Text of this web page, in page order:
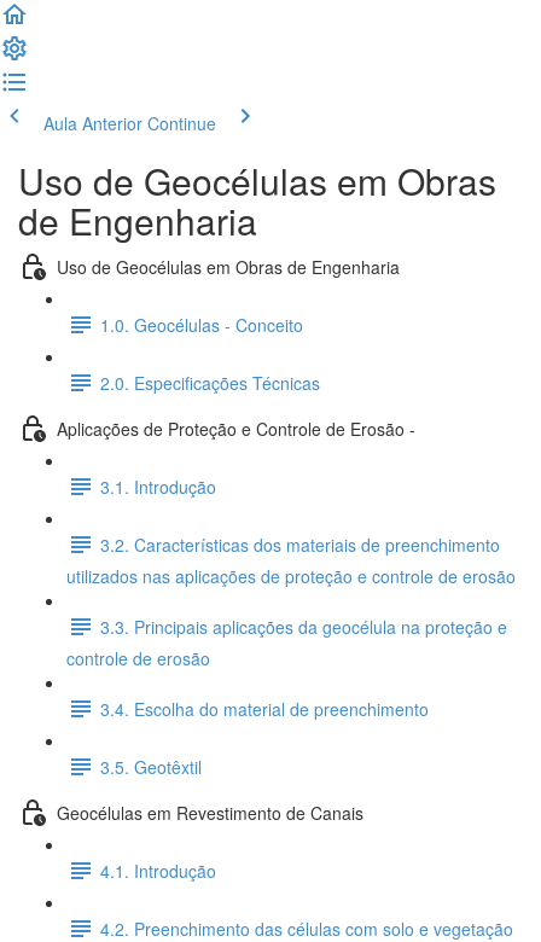
Aula Anterior Continue
Uso de Geocélulas em Obras
de Engenharia
Uso de Geocélulas em Obras de Engenharia
1.0. Geocélulas - Conceito
2.0. Especificações Técnicas
Aplicações de Proteção e Controle de Erosão -
3.1. Introdução
3.2. Características dos materiais de preenchimento
utilizados nas aplicações de proteção e controle de erosão
3.3. Principais aplicações da geocélula na proteção e
controle de erosão
3.4. Escolha do material de preenchimento
3.5. Geotêxtil
Geocélulas em Revestimento de Canais
4.1. Introdução
4.2. Preenchimento das células com solo e vegetação